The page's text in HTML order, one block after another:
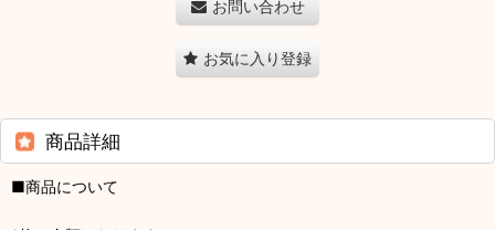
お問い合わせ
お気に入り登録
商品詳細
■商品について